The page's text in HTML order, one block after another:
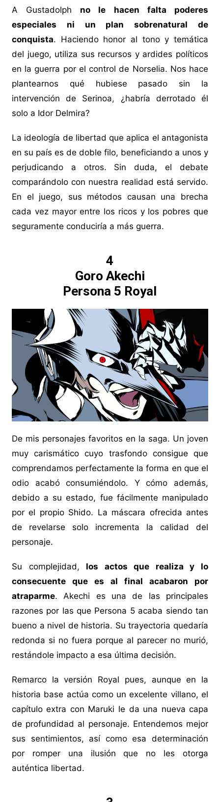
A Gustadolph no le hacen falta poderes
especiales ni un plan sobrenatural de
conquista. Haciendo honor al tono y temática
del juego, utiliza sus recursos y ardides políticos
en la guerra por el control de Norselia. Nos hace
plantearnos qué hubiese pasado sin la
intervención de Serinoa, ¿habría derrotado él
solo a Idor Delmira?
La ideología de libertad que aplica el antagonista
en su país es de doble filo, beneficiando a unos y
perjudicando a otros. Sin duda, el debate
comparándolo con nuestra realidad está servido.
En el juego, sus métodos causan una brecha
cada vez mayor entre los ricos y los pobres que
seguramente conduciría a más guerra.
4
Goro Akechi
Persona 5 Royal
De mis personajes favoritos en la saga. Un joven
muy carismático cuyo trasfondo consigue que
comprendamos perfectamente la forma en que el
odio acabó consumiéndolo. Y cómo además,
debido a su estado, fue fácilmente manipulado
por el propio Shido. La máscara ofrecida antes
de revelarse solo incrementa la calidad del
personaje.
Su complejidad, los actos que realiza y lo
consecuente que es al final acabaron por
atraparme. Akechi es una de las principales
razones por las que Persona 5 acaba siendo tan
bueno a nivel de historia. Su trayectoria quedaría
redonda si no fuera porque al parecer no murió,
restándole impacto a esa última decisión.
Remarco la versión Royal pues, aunque en la
historia base actúa como un excelente villano, el
capítulo extra con Maruki le da una nueva capa
de profundidad al personaje. Entendemos mejor
sus sentimientos, así como esa determinación
por romper una ilusión que no les otorga
auténtica libertad.